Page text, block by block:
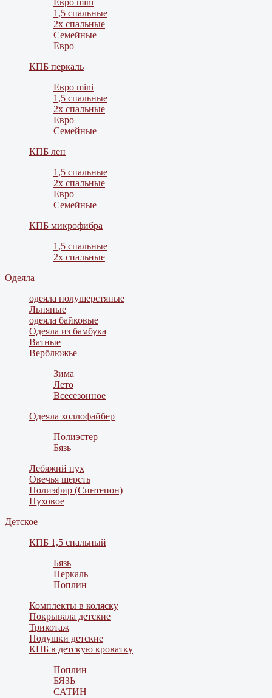
Евро mini
1,5 спальные
2х спальные
Семейные
Евро
КПБ перкаль
Евро mini
1,5 спальные
2х спальные
Евро
Семейные
КПБ лен
1,5 спальные
2х спальные
Евро
Семейные
КПБ микрофибра
1,5 спальные
2х спальные
Одеяла
одеяла полушерстяные
Льняные
одеяла байковые
Одеяла из бамбука
Ватные
Верблюжье
Зима
Лето
Всесезонное
Одеяла холлофайбер
Полиэстер
Бязь
Лебяжий пух
Овечья шерсть
Полиэфир (Синтепон)
Пуховое
Детское
КПБ 1,5 спальный
Бязь
Перкаль
Поплин
Комплекты в коляску
Покрывала детские
Трикотаж
Подушки детские
КПБ в детскую кроватку
Поплин
БЯЗЬ
САТИН